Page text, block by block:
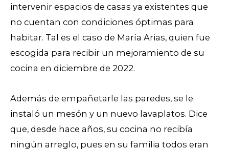
intervenir espacios de casas ya existentes que
no cuentan con condiciones óptimas para
habitar. Tal es el caso de María Arias, quien fue
escogida para recibir un mejoramiento de su
cocina en diciembre de 2022.
Además de empañetarle las paredes, se le
instaló un mesón y un nuevo lavaplatos. Dice
que, desde hace años, su cocina no recibía
ningún arreglo, pues en su familia todos eran